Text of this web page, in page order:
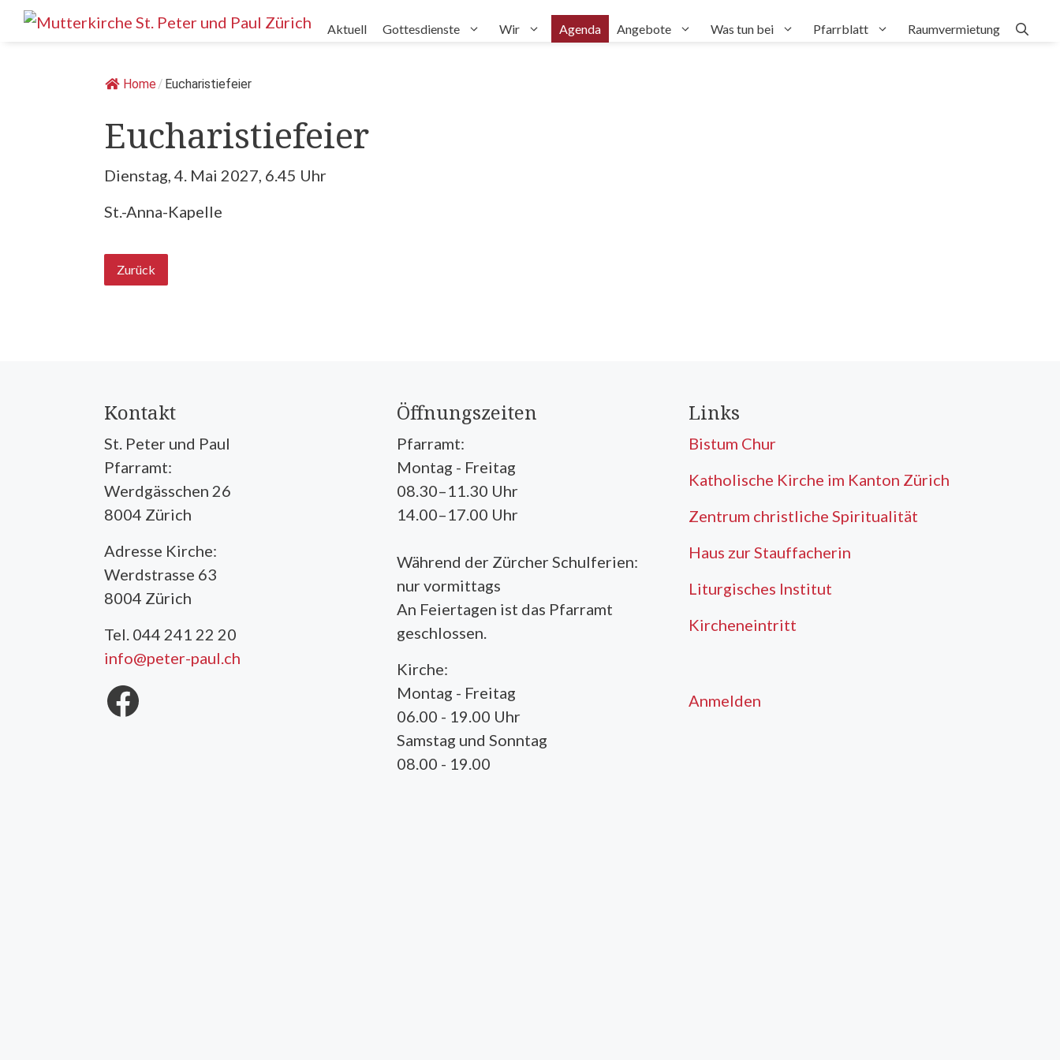
Springe
Aktuell Gottesdienste Wir Agenda Angebote Was tun bei Pfarrblatt Raumvermietung
Home/ Eucharistiefeier
Eucharistiefeier
Dienstag, 4. Mai 2027, 6.45 Uhr
St.-Anna-Kapelle
Zurück
Kontakt
St. Peter und Paul
Pfarramt:
Werdgässchen 26
8004 Zürich
Adresse Kirche:
Werdstrasse 63
8004 Zürich
Tel. 044 241 22 20
info@peter-paul.ch
Facebook
Öffnungszeiten
Pfarramt:
Montag - Freitag
08.30–11.30 Uhr
14.00–17.00 Uhr
Während der Zürcher Schulferien:
nur vormittags
An Feiertagen ist das Pfarramt
geschlossen.
Kirche:
Montag - Freitag
06.00 - 19.00 Uhr
Samstag und Sonntag
08.00 - 19.00
Links
Bistum Chur
Katholische Kirche im Kanton Zürich
Zentrum christliche Spiritualität
Haus zur Stauffacherin
Liturgisches Institut
Kircheneintritt
Anmelden